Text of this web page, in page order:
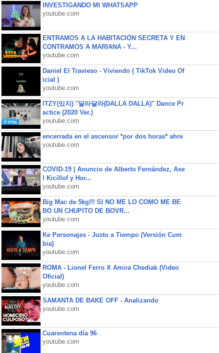
INVESTIGANDO MI WHATSAPP
youtube.com
ENTRAMOS A LA HABITACIÓN SECRETA Y EN
CONTRAMOS A MARIANA - Y...
youtube.com
Daniel El Travieso - Viviendo ( TikTok Video Of
icial )
youtube.com
ITZY(있지) "달라달라(DALLA DALLA)" Dance Pr
actice (2020 Ver.)
youtube.com
encerrada en el ascensor *por dos horas* ahre
youtube.com
COVID-19 | Anuncio de Alberto Fernández, Axe
l Kicillof y Hor...
youtube.com
Big Mac de 5kg!!! SI NO ME LO COMO ME BE
BO UN CHUPITO DE BOVR...
youtube.com
Ke Personajes - Justo a Tiempo (Versión Cum
bia)
youtube.com
ROMA - Lionel Ferro X Amira Chediak (Video
Oficial)
youtube.com
SAMANTA DE BAKE OFF - Analizando
youtube.com
Cuarentena día 96
youtube.com